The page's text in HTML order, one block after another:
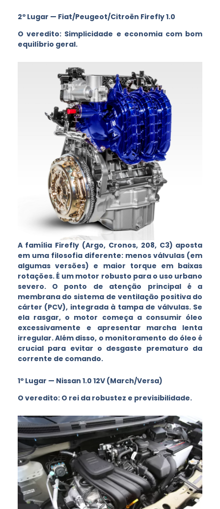
2º Lugar — Fiat/Peugeot/Citroën Firefly 1.0
O veredito: Simplicidade e economia com bom
equilíbrio geral.
A família Firefly (Argo, Cronos, 208, C3) aposta
em uma filosofia diferente: menos válvulas (em
algumas versões) e maior torque em baixas
rotações. É um motor robusto para o uso urbano
severo. O ponto de atenção principal é a
membrana do sistema de ventilação positiva do
cárter (PCV), integrada à tampa de válvulas. Se
ela rasgar, o motor começa a consumir óleo
excessivamente e apresentar marcha lenta
irregular. Além disso, o monitoramento do óleo é
crucial para evitar o desgaste prematuro da
corrente de comando.
1º Lugar — Nissan 1.0 12V (March/Versa)
O veredito: O rei da robustez e previsibilidade.